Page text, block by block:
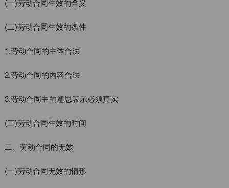
(二)劳动合同生效的条件
1.劳动合同的主体合法
2.劳动合同的内容合法
3.劳动合同中的意思表示必须真实
(三)劳动合同生效的时间
二、劳动合同的无效
(一)劳动合同无效的情形